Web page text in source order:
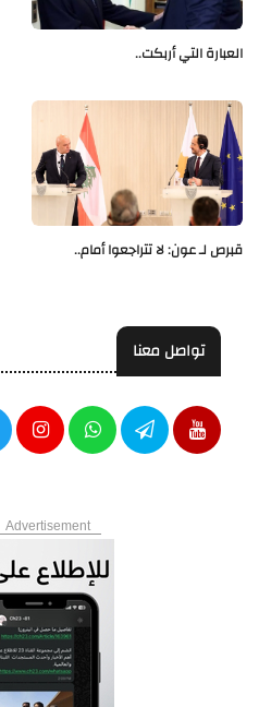
العبارة التي أربكت..
قبرص لـ عون: لا تتراجعوا أمام..
تواصل معنا
Advertisement